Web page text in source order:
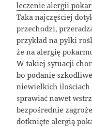
leczenie alergii
Taka najczęściej
przechodzi,
przykład na pyłki
że na alergię
W takiej sytuacji
bo podanie
niewielkich ilościach
sprawiać nawet
bezpośrednie
dotknięte alergią